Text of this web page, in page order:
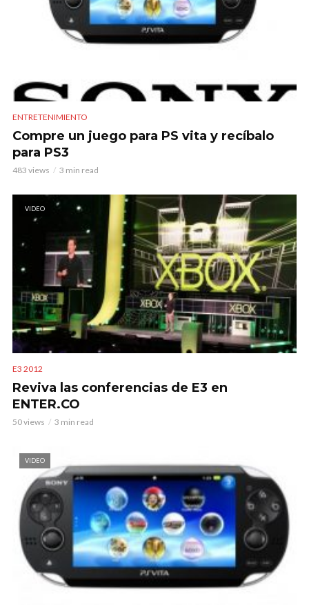
ENTRETENIMIENTO
Compre un juego para PS vita y recíbalo
para PS3
483 views 3 min read
VIDEO
E3 2012
Reviva las conferencias de E3 en
ENTER.CO
50 views 3 min read
VIDEO